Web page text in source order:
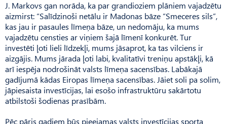
J. Markovs gan norāda, ka par grandioziem plāniem vajadzētu
aizmirst: “Salīdzinoši netālu ir Mado­nas bāze “Smeceres sils”,
kas jau ir pasaules līmeņa bāze, un nedomāju, ka mums
vajadzētu censties ar viņiem šajā līmenī konkurēt. Tur
investēti ļoti lieli līdzekļi, mums jāsaprot, ka tas vilciens ir
aizgājis. Mums jārada ļoti labi, kvalitatīvi treniņu apstākļi, kā
arī iespēja nodrošināt valsts līmeņa sacensības. Labākajā
gadījumā kādas Eiropas līmeņa sacensības. Jāiet soli pa solim,
jāpiesaista investīcijas, lai esošo infrastruktūru sakārtotu
atbilstoši šodienas prasībām.
Pēc pāris gadiem būs pieejamas valsts investīcijas sporta